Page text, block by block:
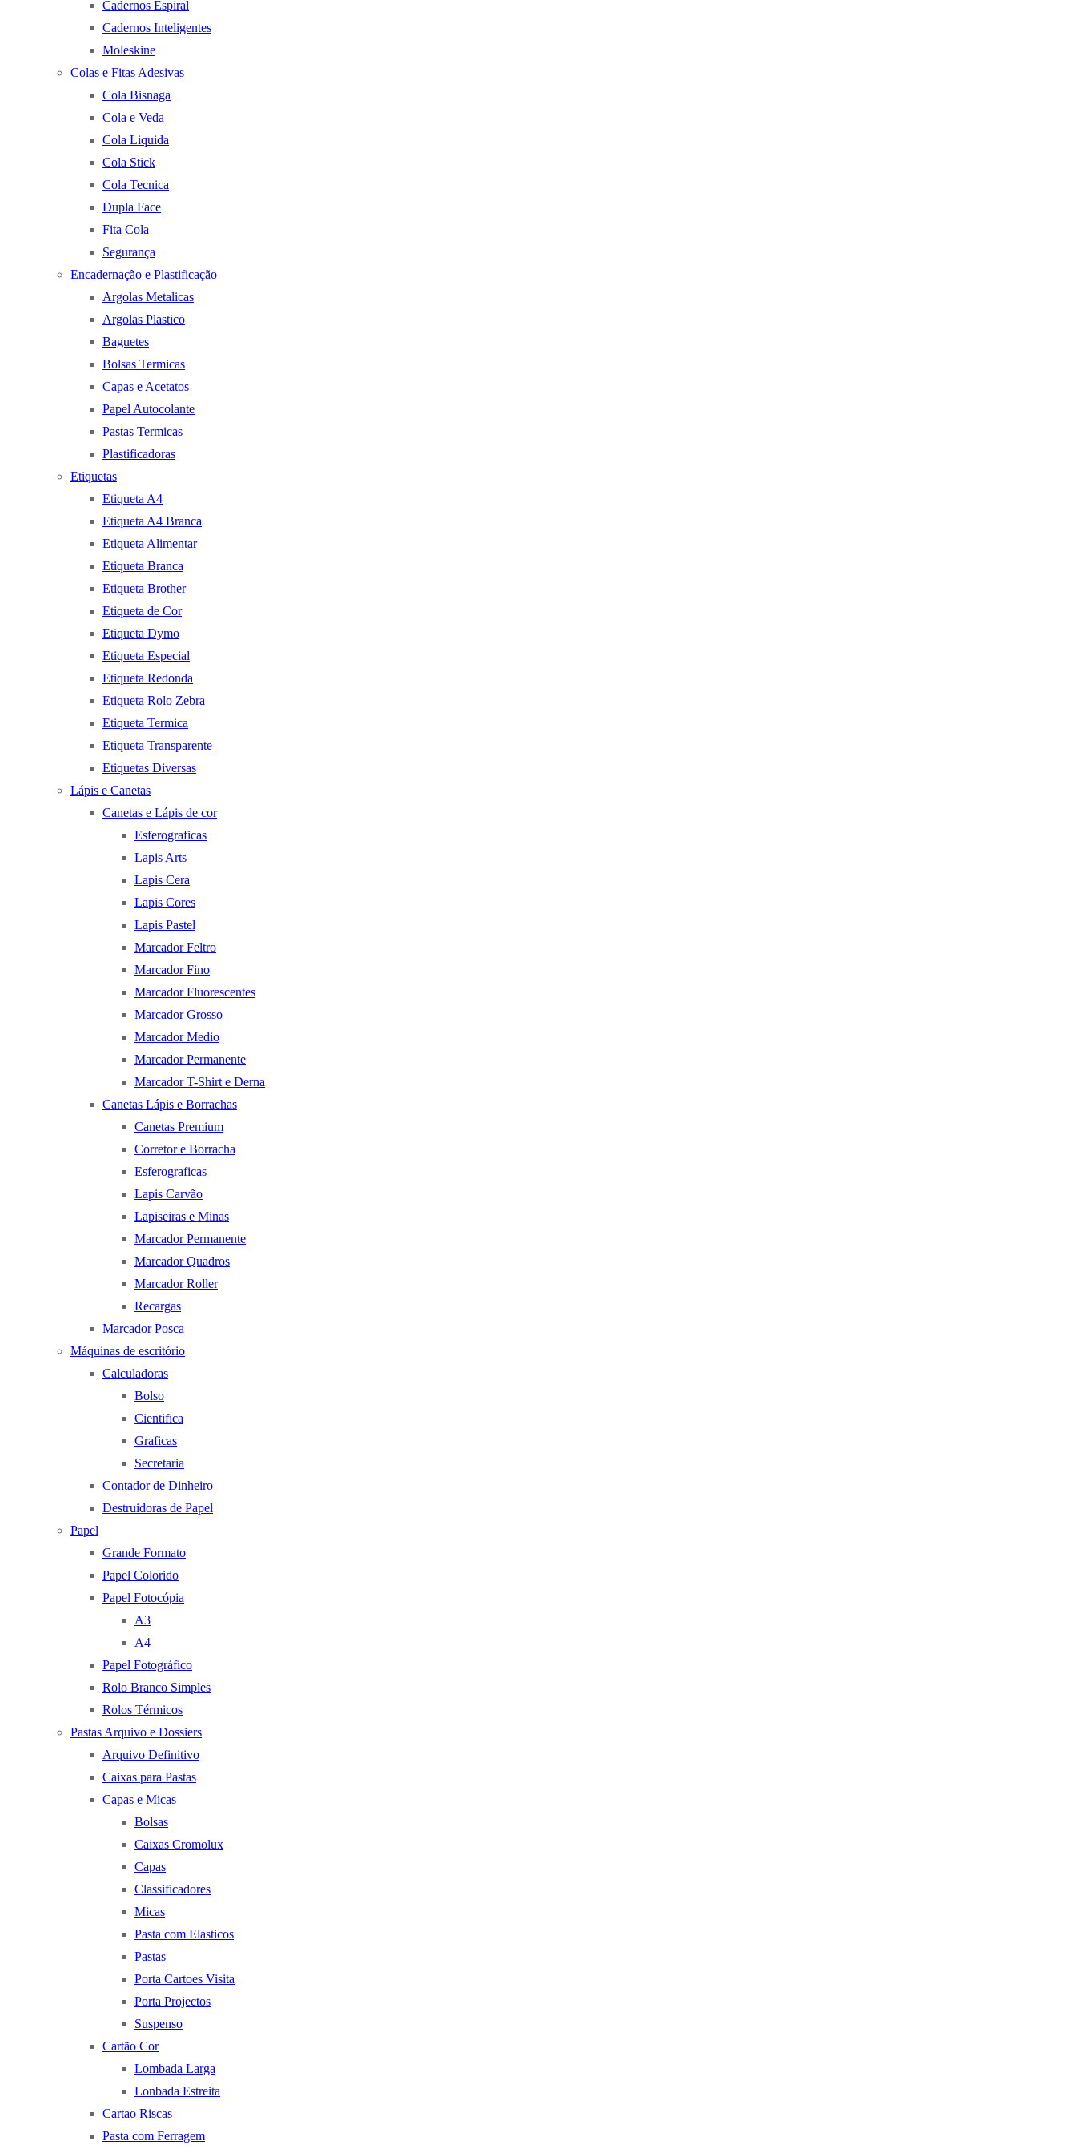
Cadernos Espiral
Cadernos Inteligentes
Moleskine
Colas e Fitas Adesivas
Cola Bisnaga
Cola e Veda
Cola Liquida
Cola Stick
Cola Tecnica
Dupla Face
Fita Cola
Segurança
Encadernação e Plastificação
Argolas Metalicas
Argolas Plastico
Baguetes
Bolsas Termicas
Capas e Acetatos
Papel Autocolante
Pastas Termicas
Plastificadoras
Etiquetas
Etiqueta A4
Etiqueta A4 Branca
Etiqueta Alimentar
Etiqueta Branca
Etiqueta Brother
Etiqueta de Cor
Etiqueta Dymo
Etiqueta Especial
Etiqueta Redonda
Etiqueta Rolo Zebra
Etiqueta Termica
Etiqueta Transparente
Etiquetas Diversas
Lápis e Canetas
Canetas e Lápis de cor
Esferograficas
Lapis Arts
Lapis Cera
Lapis Cores
Lapis Pastel
Marcador Feltro
Marcador Fino
Marcador Fluorescentes
Marcador Grosso
Marcador Medio
Marcador Permanente
Marcador T-Shirt e Derna
Canetas Lápis e Borrachas
Canetas Premium
Corretor e Borracha
Esferograficas
Lapis Carvão
Lapiseiras e Minas
Marcador Permanente
Marcador Quadros
Marcador Roller
Recargas
Marcador Posca
Máquinas de escritório
Calculadoras
Bolso
Cientifica
Graficas
Secretaria
Contador de Dinheiro
Destruidoras de Papel
Papel
Grande Formato
Papel Colorido
Papel Fotocópia
A3
A4
Papel Fotográfico
Rolo Branco Simples
Rolos Térmicos
Pastas Arquivo e Dossiers
Arquivo Definitivo
Caixas para Pastas
Capas e Micas
Bolsas
Caixas Cromolux
Capas
Classificadores
Micas
Pasta com Elasticos
Pastas
Porta Cartoes Visita
Porta Projectos
Suspenso
Cartão Cor
Lombada Larga
Lonbada Estreita
Cartao Riscas
Pasta com Ferragem